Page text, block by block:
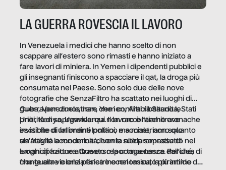
LA GUERRA ROVESCIA IL LAVORO
In Venezuela i medici che hanno scelto di non
scappare all’estero sono rimasti e hanno iniziato a
fare lavori di miniera. In Yemen i dipendenti pubblici e
gli insegnanti finiscono a spacciare il qat, la droga più
consumata nel Paese. Sono solo due delle nove
fotografie che SenzaFiltro ha scattato nei luoghi di
guerra per dimostrare che i conflitti ribaltano le
priorità di sopravvivenza. Il lavoro è l’architrave
invisibile di un ordine politico e sociale, non solo
un’attività economica: diventa nitida soprattutto nei
luoghi di frattura. Questo reportage nasce dall’idea
che guerre e crisi penetrino nel tessuto più intimo
Cuba, Venezuela, Iran, Yemen, Arabia Saudita, Stati
Uniti, Kenya, Uganda: qui non raccontiamo cronache
esotiche di fallimenti lontani, ma mostriamo quanto
sia fragile la modernità, con le sue promesse di
emancipazione attraverso la competenza. Perché, di
fronte alla violenza fisica o economica, la piramide del